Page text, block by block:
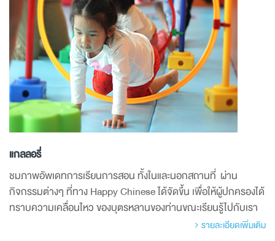
แกลลอรี่
ชมภาพอัพเดทการเรียนการสอน ทั้งในและนอกสถานที่ ผ่าน
กิจกรรมต่างๆ ที่ทาง Happy Chinese ได้จัดขึ้น เพื่อให้ผู้ปกครองได้
ทราบความเคลื่อนไหว ของบุตรหลานของท่านขณะเรียนรู้ไปกับเรา
รายละเอียดเพิ่มเติม